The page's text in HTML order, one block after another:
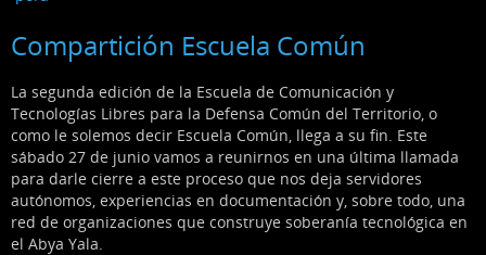
Compartición Escuela Común
La segunda edición de la Escuela de Comunicación y
Tecnologías Libres para la Defensa Común del Territorio, o
como le solemos decir Escuela Común, llega a su fin. Este
sábado 27 de junio vamos a reunirnos en una última llamada
para darle cierre a este proceso que nos deja servidores
autónomos, experiencias en documentación y, sobre todo, una
red de organizaciones que construye soberanía tecnológica en
el Abya Yala.